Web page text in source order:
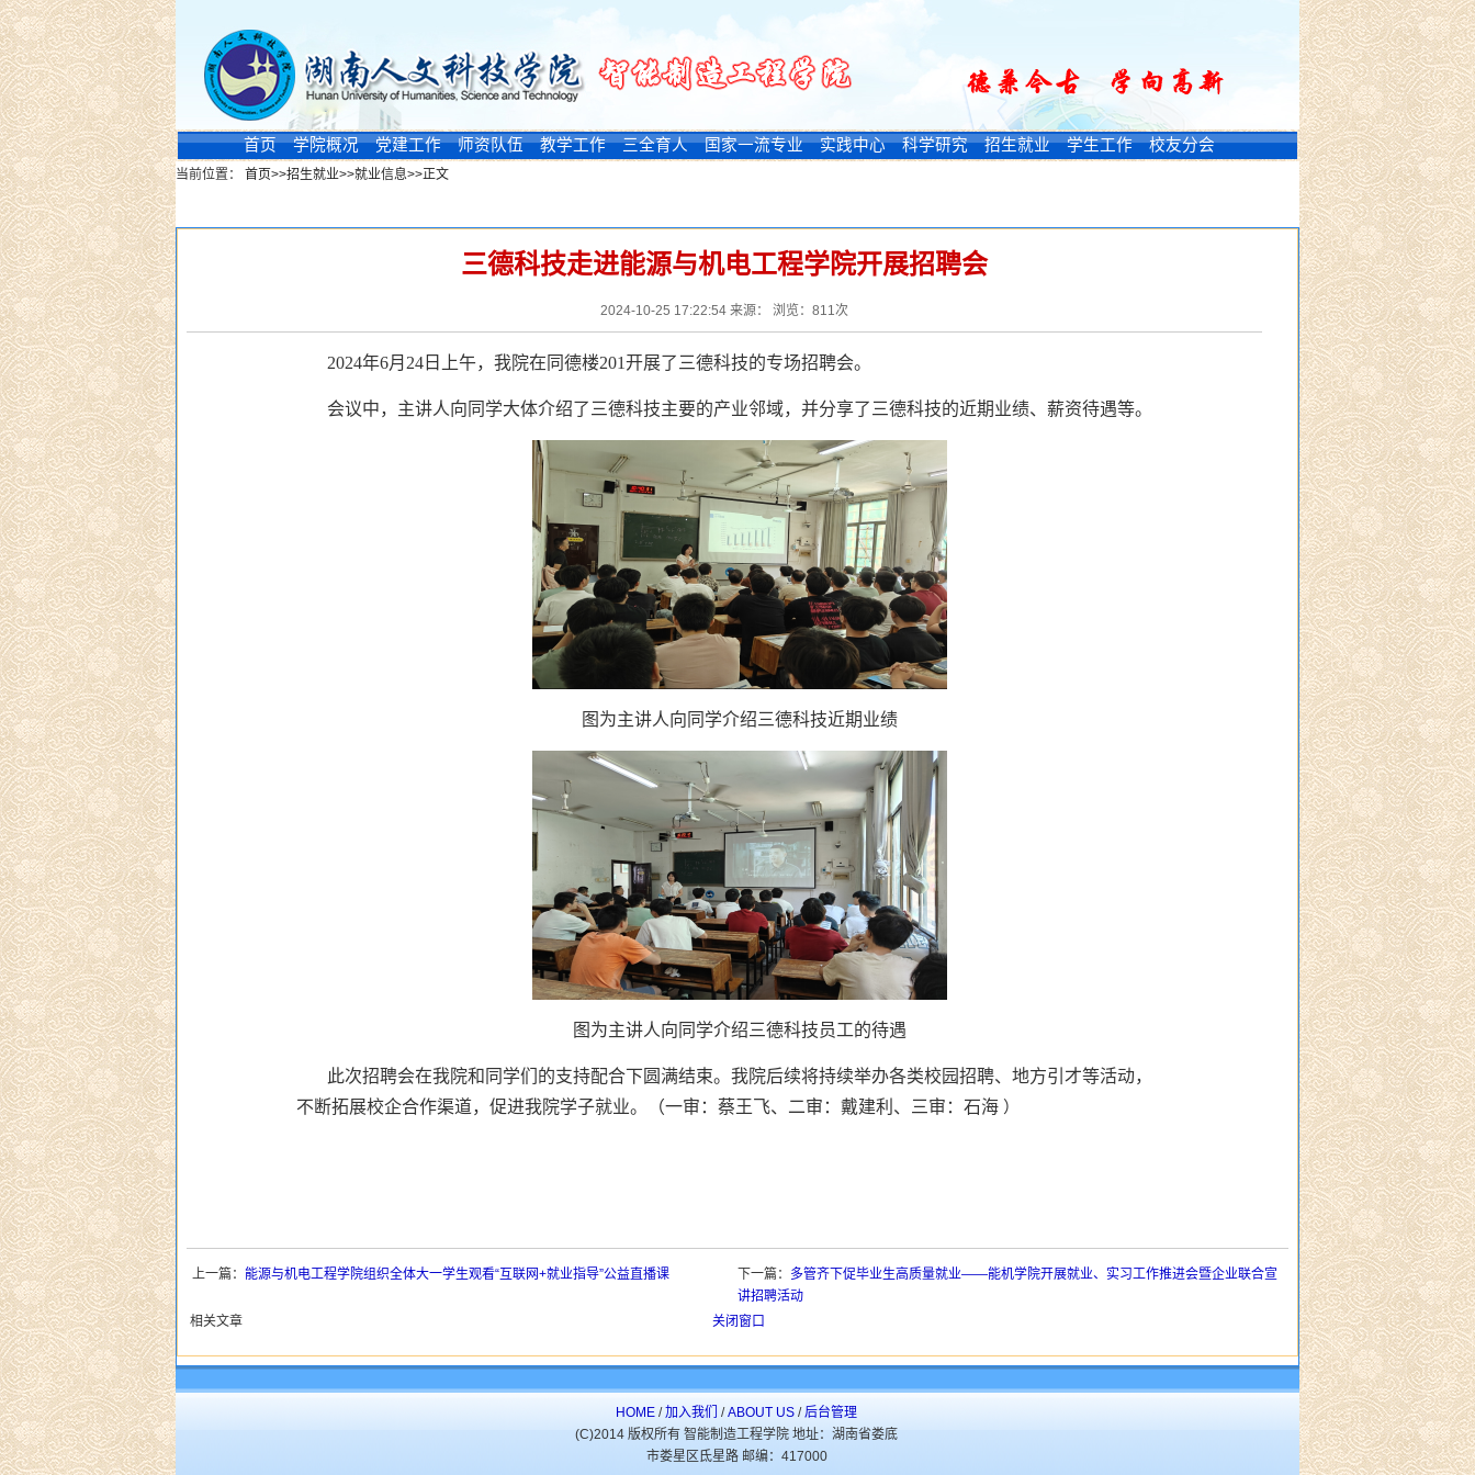
首页 学院概况 党建工作 师资队伍 教学工作 三全育人 国家一流专业 实践中心 科学研究 招生就业 学生工作 校友分会
当前位置： 首页>>招生就业>>就业信息>>正文
三德科技走进能源与机电工程学院开展招聘会
2024-10-25 17:22:54 来源： 浏览： 811次
2024年6月24日上午，我院在同德楼201开展了三德科技的专场招聘会。
会议中，主讲人向同学大体介绍了三德科技主要的产业邻域，并分享了三德科技的近期业绩、薪资待遇等。
图为主讲人向同学介绍三德科技近期业绩
图为主讲人向同学介绍三德科技员工的待遇
此次招聘会在我院和同学们的支持配合下圆满结束。我院后续将持续举办各类校园招聘、地方引才等活动，
不断拓展校企合作渠道，促进我院学子就业。（一审：蔡王飞、二审：戴建利、三审：石海 ）
上一篇： 能源与机电工程学院组织全体大一学生观看“互联网+就业指导”公益直播课 下一篇： 多管齐下促毕业生高质量就业——能机学院开展就业、实习工作推进会暨企业联合宣
讲招聘活动
相关文章
关闭窗口
HOME /加入我们 /ABOUT US /后台管理
(C)2014 版权所有 智能制造工程学院 地址：湖南省娄底
市娄星区氐星路 邮编：417000